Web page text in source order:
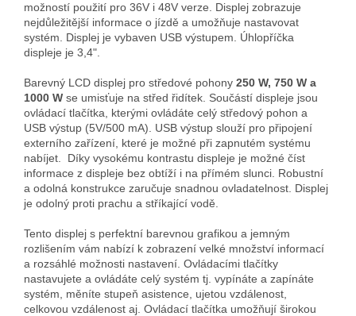
možností použití pro 36V i 48V verze. Displej zobrazuje
nejdůležitější informace o jízdě a umožňuje nastavovat
systém. Displej je vybaven USB výstupem. Úhlopříčka
displeje je 3,4".
Barevný LCD displej pro středové pohony 250 W, 750 W a
1000 W se umisťuje na střed řidítek. Součástí displeje jsou
ovládací tlačítka, kterými ovládáte celý středový pohon a
USB výstup (5V/500 mA). USB výstup slouží pro připojení
externího zařízení, které je možné při zapnutém systému
nabíjet. Díky vysokému kontrastu displeje je možné číst
informace z displeje bez obtíží i na přímém slunci. Robustní
a odolná konstrukce zaručuje snadnou ovladatelnost. Displej
je odolný proti prachu a stříkající vodě.
Tento displej s perfektní barevnou grafikou a jemným
rozlišením vám nabízí k zobrazení velké množství informací
a rozsáhlé možnosti nastavení. Ovládacími tlačítky
nastavujete a ovládáte celý systém tj. vypínáte a zapínáte
systém, měníte stupeň asistence, ujetou vzdálenost,
celkovou vzdálenost aj. Ovládací tlačítka umožňují širokou